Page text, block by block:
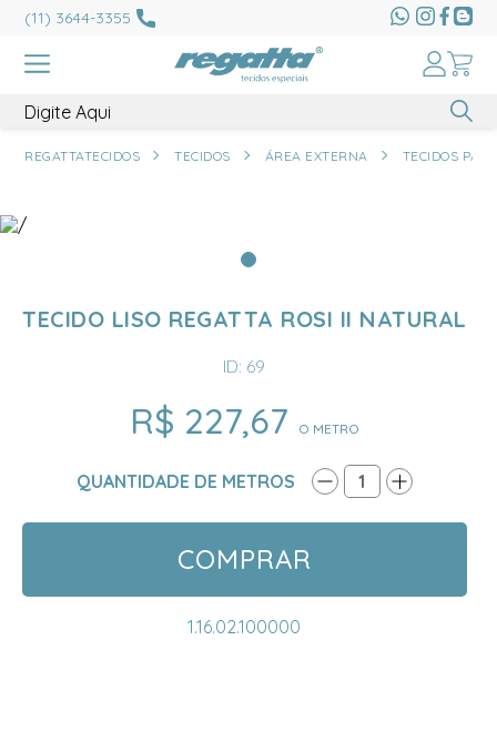
(11) 3644-3355
REGATTATECIDOS TECIDOS ÁREA EXTERNA TECIDOS
TECIDO LISO REGATTA ROSI II NATURAL
ID: 69
R$ 227,67 O METRO
QUANTIDADE DE METROS 1
COMPRAR
1.16.02.100000